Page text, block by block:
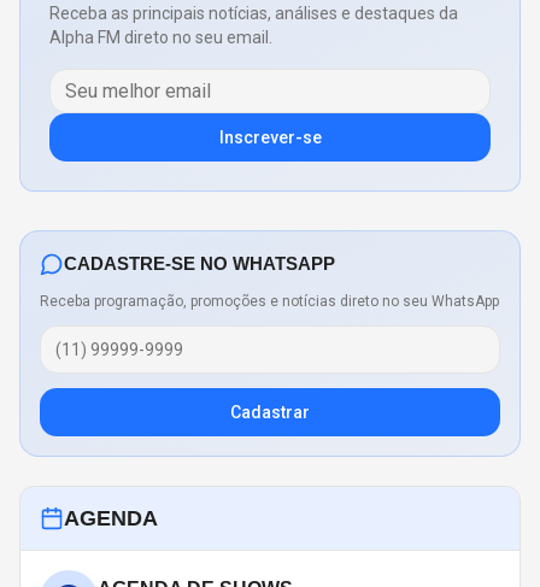
Receba as principais notícias, análises e destaques da
Alpha FM direto no seu email.
Inscrever-se
CADASTRE-SE NO WHATSAPP
Receba programação, promoções e notícias direto no seu WhatsApp
Cadastrar
AGENDA